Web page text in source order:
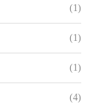
(1)
(1)
(1)
(4)